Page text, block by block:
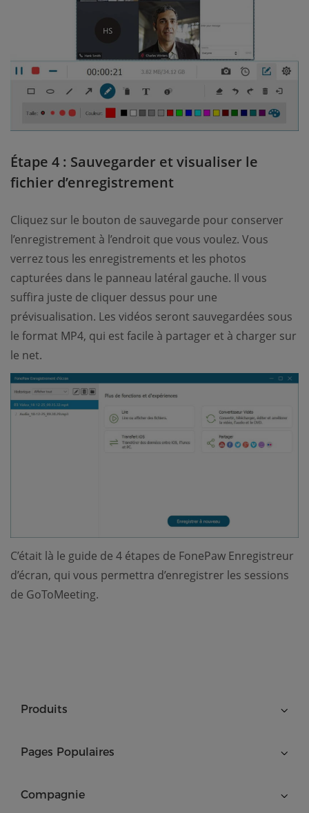
Étape 4 : Sauvegarder et visualiser le
fichier d’enregistrement
Cliquez sur le bouton de sauvegarde pour conserver
l’enregistrement à l’endroit que vous voulez. Vous
verrez tous les enregistrements et les photos
capturées dans le panneau latéral gauche. Il vous
suffira juste de cliquer dessus pour une
prévisualisation. Les vidéos seront sauvegardées sous
le format MP4, qui est facile à partager et à charger sur
le net.
C’était là le guide de 4 étapes de FonePaw Enregistreur
d’écran, qui vous permettra d’enregistrer les sessions
de GoToMeeting.
Produits
Pages Populaires
Compagnie